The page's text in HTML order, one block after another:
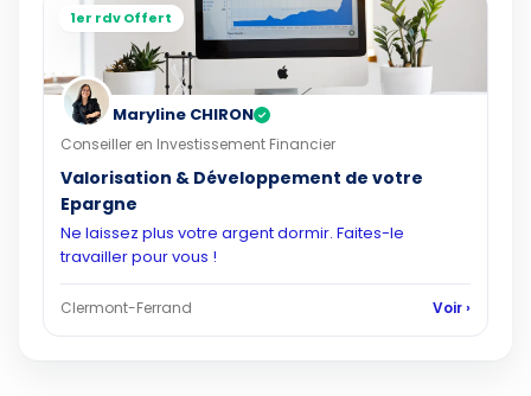
1er rdv Offert
Maryline CHIRON ✓
Conseiller en Investissement Financier
Valorisation & Développement de votre
Epargne
Ne laissez plus votre argent dormir. Faites-le
travailler pour vous !
Clermont-Ferrand Voir ›